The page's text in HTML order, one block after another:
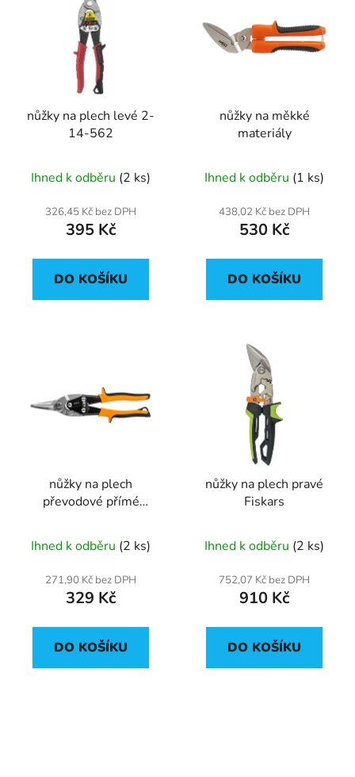
nůžky na plech levé 2-
14-562
Ihned k odběru (2 ks)
326,45 Kč bez DPH
395 Kč
DO KOŠÍKU
nůžky na měkké
materiály
Ihned k odběru (1 ks)
438,02 Kč bez DPH
530 Kč
DO KOŠÍKU
nůžky na plech
převodové přímé
Ihned k odběru (2 ks)
271,90 Kč bez DPH
329 Kč
DO KOŠÍKU
nůžky na plech pravé
Fiskars
Ihned k odběru (2 ks)
752,07 Kč bez DPH
910 Kč
DO KOŠÍKU